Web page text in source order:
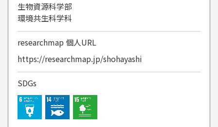
生物資源科学部
環境共生科学科
researchmap 個人URL
https://researchmap.jp/shohayashi
SDGs